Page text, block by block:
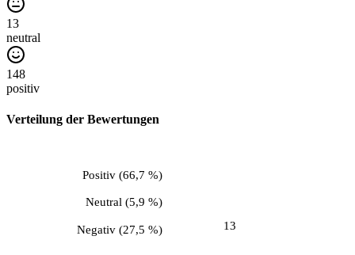
13
neutral
148
positiv
Verteilung der Bewertungen
Negativ(27,5 %) 13
Neutral(5,9 %)
Positiv(66,7 %)